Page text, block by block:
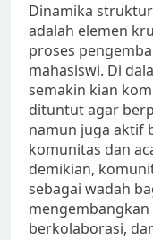
Dinamika
adalah elemen
proses
mahasiswi. Di
semakin kian
dituntut agar
namun juga aktif
komunitas dan
demikian,
sebagai wadah
berkolaborasi,